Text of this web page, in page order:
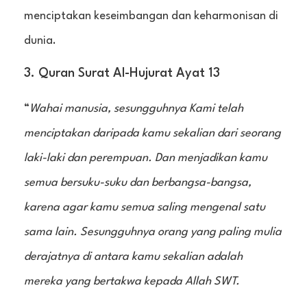
menciptakan keseimbangan dan keharmonisan di
dunia.
3. Quran Surat Al-Hujurat Ayat 13
“Wahai manusia, sesungguhnya Kami telah
menciptakan daripada kamu sekalian dari seorang
laki-laki dan perempuan. Dan menjadikan kamu
semua bersuku-suku dan berbangsa-bangsa,
karena agar kamu semua saling mengenal satu
sama lain. Sesungguhnya orang yang paling mulia
derajatnya di antara kamu sekalian adalah
mereka yang bertakwa kepada Allah SWT.